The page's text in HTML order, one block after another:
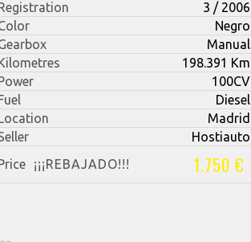
3 / 2006
Negro
Manual
198.391 Km
100CV
Diesel
Madrid
Hostiauto
¡¡¡REBAJADO!!! 1.750 €